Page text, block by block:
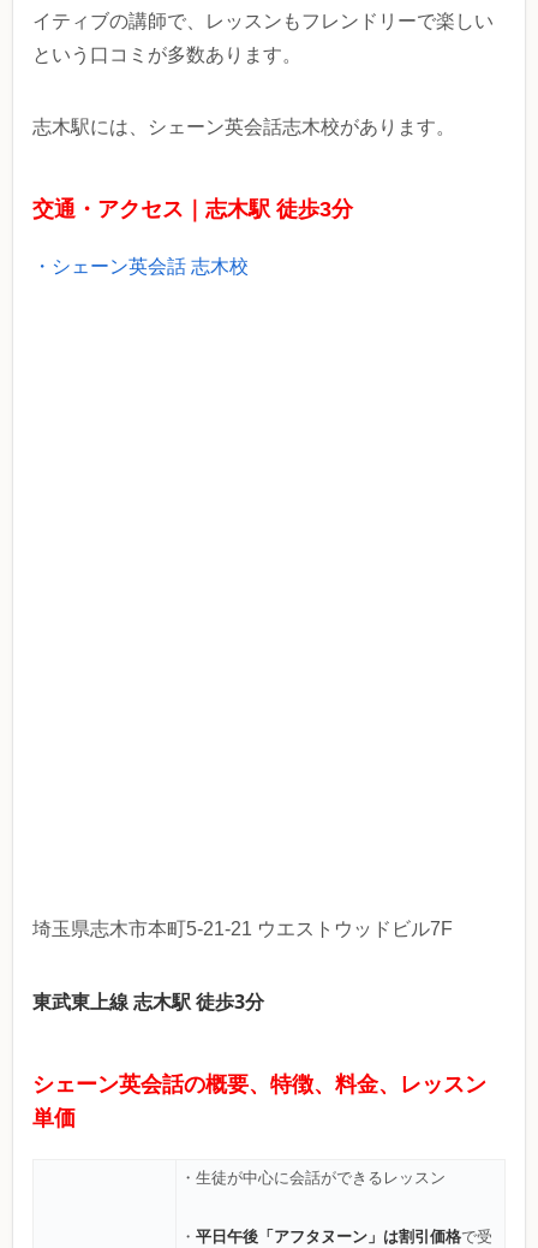
イティブの講師で、レッスンもフレンドリーで楽しい
という口コミが多数あります。
志木駅には、シェーン英会話志木校があります。
交通・アクセス｜志木駅 徒歩3分
・シェーン英会話 志木校
埼玉県志木市本町5-21-21 ウエストウッドビル7F
東武東上線 志木駅 徒歩3分
シェーン英会話の概要、特徴、料金、レッスン
単価
・生徒が中心に会話ができるレッスン
・ 平日午後「アフタヌーン」は割引価格で受